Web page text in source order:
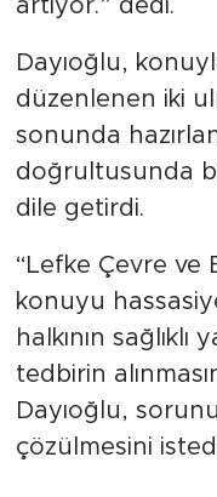
artıyor.” dedi.
Dayıoğlu,
düzenlenen iki
sonunda
doğrultusunda bir
dile getirdi.
“Lefke Çevre ve
konuyu
halkının sağlıklı
tedbirin
Dayıoğlu,
çözülmesini